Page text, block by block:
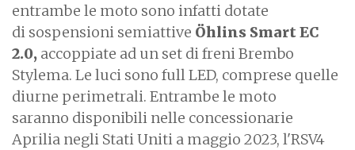
entrambe le moto sono infatti dotate
di sospensioni semiattive Öhlins Smart EC
2.0, accoppiate ad un set di freni Brembo
Stylema. Le luci sono full LED, comprese quelle
diurne perimetrali. Entrambe le moto
saranno disponibili nelle concessionarie
Aprilia negli Stati Uniti a maggio 2023, l'RSV4